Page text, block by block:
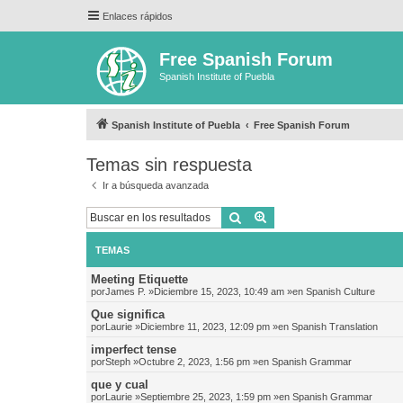
Enlaces rápidos
Free Spanish Forum
Spanish Institute of Puebla
Spanish Institute of Puebla Free Spanish Forum
Temas sin respuesta
Ir a búsqueda avanzada
Buscar
TEMAS
Meeting Etiquette
porJames P. »Diciembre 15, 2023, 10:49 am »en Spanish Culture
Que significa
porLaurie »Diciembre 11, 2023, 12:09 pm »en Spanish Translation
imperfect tense
porSteph »Octubre 2, 2023, 1:56 pm »en Spanish Grammar
que y cual
porLaurie »Septiembre 25, 2023, 1:59 pm »en Spanish Grammar